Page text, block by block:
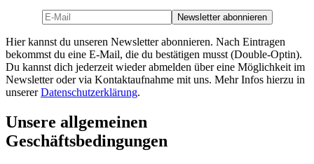
Hier kannst du unseren Newsletter abonnieren. Nach Eintragen
bekommst du eine E-Mail, die du bestätigen musst (Double-Optin).
Du kannst dich jederzeit wieder abmelden über eine Möglichkeit im
Newsletter oder via Kontaktaufnahme mit uns. Mehr Infos hierzu in
unsererDatenschutzerklärung.
Unsere allgemeinen
Geschäftsbedingungen